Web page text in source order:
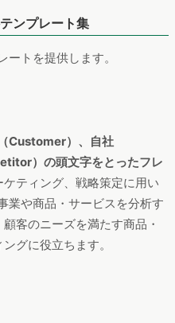
ンプレート集
トを提供します。
Customer）、自社
）の頭文字をとったフレ
ティング、戦略策定に用い
業や商品・サービスを分析す
客のニーズを満たす商品・
グに役立ちます。